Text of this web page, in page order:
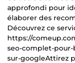
approfondi pour
élaborer des
Découvrez ce
https://
seo-complet-
sur-googleAttirez